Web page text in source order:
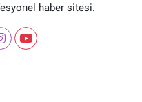
haber sitesi.